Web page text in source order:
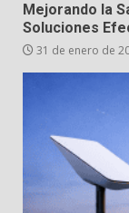
Mejorando la
Soluciones
31 de enero de